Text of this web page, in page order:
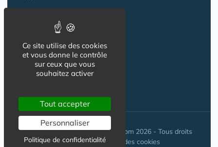
Emploi-formation-sante.com
Seniorissimmo.com
Creche-et-naissance.com
© Maisons-et-poles-de-sante.com 2026 - Tous droits
réservés. //Gestion des cookies
Ce site utilise des cookies
et vous donne le contrôle
sur ceux que vous
souhaitez activer
Tout accepter
Personnaliser
Politique de confidentialité